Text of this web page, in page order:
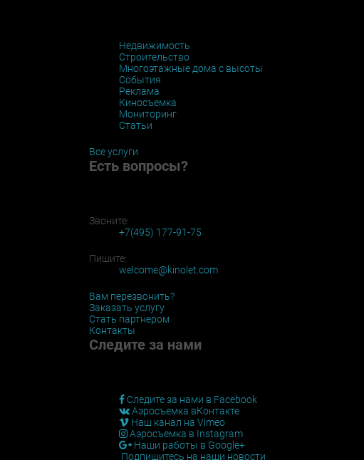
Недвижимость
Строительство
Многоэтажные дома с высоты
События
Реклама
Киносъемка
Мониторинг
Статьи
Все услуги
Есть вопросы?
Звоните:
+7(495) 177-91-75
Пишите:
welcome@kinolet.com
Вам перезвонить?
Заказать услугу
Стать партнером
Контакты
Следите за нами
Следите за нами в Facebook
Аэросъемка вКонтакте
Наш канал на Vimeo
Аэросъемка в Instagram
Наши работы в Google+
Подпишитесь на наши новости